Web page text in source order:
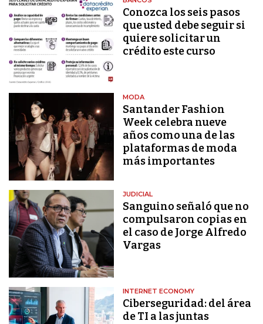
Conozca los seis pasos
que usted debe seguir si
quiere solicitar un
crédito este curso
MODA
Santander Fashion
Week celebra nueve
años como una de las
plataformas de moda
más importantes
JUDICIAL
Sanguino señaló que no
compulsaron copias en
el caso de Jorge Alfredo
Vargas
INTERNET ECONOMY
Ciberseguridad: del área
de TI a las juntas